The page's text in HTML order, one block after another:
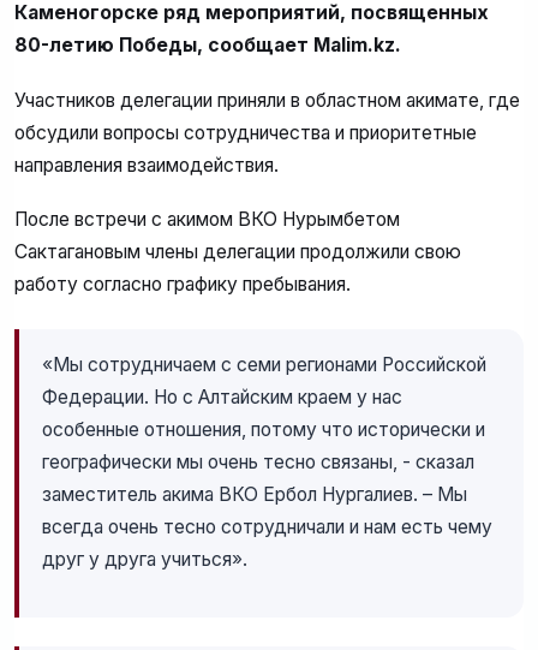
Каменогорске ряд мероприятий, посвященных
80-летию Победы, сообщает Malim.kz.
Участников делегации приняли в областном акимате, где
обсудили вопросы сотрудничества и приоритетные
направления взаимодействия.
После встречи с акимом ВКО Нурымбетом
Сактагановым члены делегации продолжили свою
работу согласно графику пребывания.
«Мы сотрудничаем с семи регионами Российской
Федерации. Но с Алтайским краем у нас
особенные отношения, потому что исторически и
географически мы очень тесно связаны, - сказал
заместитель акима ВКО Ербол Нургалиев. – Мы
всегда очень тесно сотрудничали и нам есть чему
друг у друга учиться».